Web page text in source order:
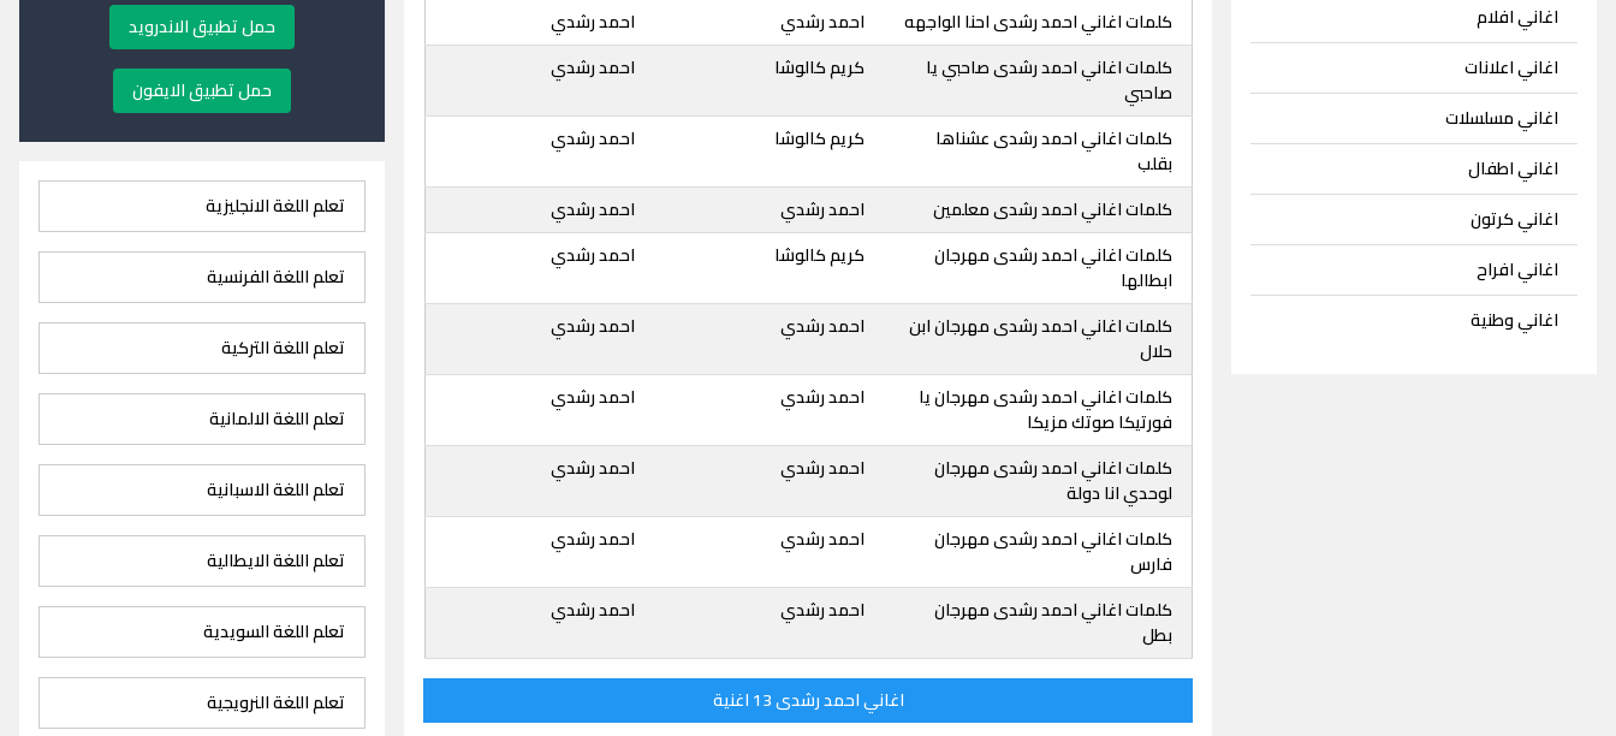
اغاني افلام
اغاني اعلانات
اغاني مسلسلات
اغاني اطفال
اغاني كرتون
اغاني افراح
اغاني وطنية
كلمات اغاني احمد رشدى احنا الواجهه احمد رشدي
احمد رشدي
كلمات اغاني احمد رشدى صاحبي يا
صاحبي
كريم كالوشا احمد رشدي
كلمات اغاني احمد رشدى عشناها
بقلب
كريم كالوشا احمد رشدي
كلمات اغاني احمد رشدى معلمين احمد رشدي
احمد رشدي
كلمات اغاني احمد رشدى مهرجان
ابطالها
كريم كالوشا احمد رشدي
كلمات اغاني احمد رشدى مهرجان ابن
حلال
احمد رشدي احمد رشدي
كلمات اغاني احمد رشدى مهرجان يا
فورتيكا صوتك مزيكا
احمد رشدي احمد رشدي
كلمات اغاني احمد رشدى مهرجان
لوحدي انا دولة
احمد رشدي احمد رشدي
كلمات اغاني احمد رشدى مهرجان
فارس
احمد رشدي احمد رشدي
كلمات اغاني احمد رشدى مهرجان
بطل
احمد رشدي احمد رشدي
اغاني احمد رشدى 13 اغنية
حمل تطبيق الاندرويد
حمل تطبيق الايفون
تعلم اللغة الانجليزية
تعلم اللغة الفرنسية
تعلم اللغة التركية
تعلم اللغة الالمانية
تعلم اللغة الاسبانية
تعلم اللغة الايطالية
تعلم اللغة السويدية
تعلم اللغة النرويجية